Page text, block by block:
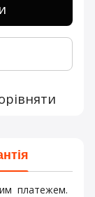
платежем.